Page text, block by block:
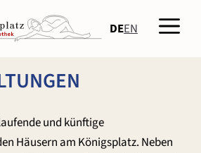
DEEN
und künftige
Häusern am Königsplatz. Neben